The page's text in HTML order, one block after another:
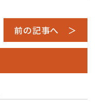
前の記事へ ＞